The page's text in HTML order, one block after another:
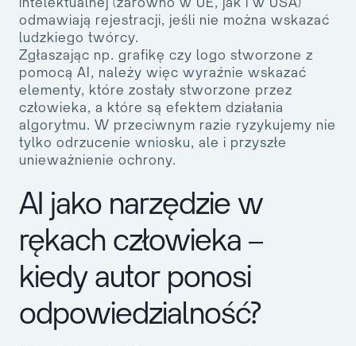
odmawiają rejestracji, jeśli nie można wskazać
ludzkiego twórcy.
Zgłaszając np. grafikę czy logo stworzone z
pomocą AI, należy więc wyraźnie wskazać
elementy, które zostały stworzone przez
człowieka, a które są efektem działania
algorytmu. W przeciwnym razie ryzykujemy nie
tylko odrzucenie wniosku, ale i przyszłe
unieważnienie ochrony.
AI jako narzędzie w
rękach człowieka –
kiedy autor ponosi
odpowiedzialność?